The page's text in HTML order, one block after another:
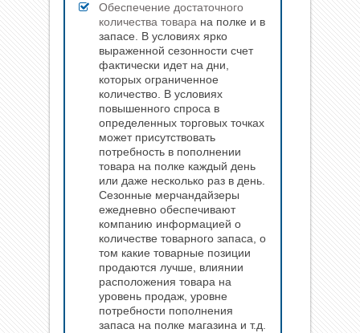
Обеспечение достаточного
количества товара на полке и в
запасе. В условиях ярко
выраженной сезонности счет
фактически идет на дни,
которых ограниченное
количество. В условиях
повышенного спроса в
определенных торговых точках
может присутствовать
потребность в пополнении
товара на полке каждый день
или даже несколько раз в день.
Сезонные мерчандайзеры
ежедневно обеспечивают
компанию информацией о
количестве товарного запаса, о
том какие товарные позиции
продаются лучше, влиянии
расположения товара на
уровень продаж, уровне
потребности пополнения
запаса на полке магазина и т.д.